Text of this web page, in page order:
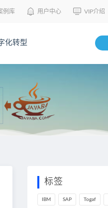
例库 用户中心 VIP介绍
化转型
标签
IBM SAP Togaf